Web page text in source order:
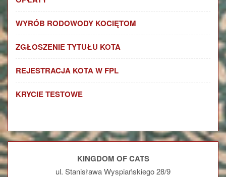
WYRÓB RODOWODY KOCIĘTOM
ZGŁOSZENIE TYTUŁU KOTA
REJESTRACJA KOTA W FPL
KRYCIE TESTOWE
KINGDOM OF CATS
ul. Stanisława Wyspiańskiego 28/9